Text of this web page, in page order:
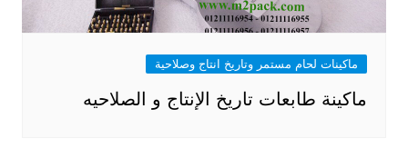
ماكينات لحام مستمر وتاريخ انتاج وصلاحية
ماكينة طابعات تاريخ الإنتاج و الصلاحيه